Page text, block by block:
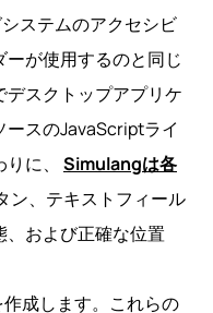
ステムのアクセシビ
が使用するのと同じ
スクトップアプリケ
スのJavaScriptライ
に、 Simulangは各
ン、テキストフィール
、および正確な位置
成します。これらの